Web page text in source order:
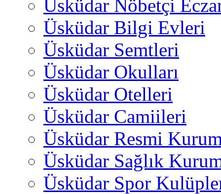
Üsküdar Nöbetçi
Üsküdar Bilgi Evleri
Üsküdar Semtleri
Üsküdar Okulları
Üsküdar Otelleri
Üsküdar Camiileri
Üsküdar Resmi
Üsküdar Sağlık
Üsküdar Spor